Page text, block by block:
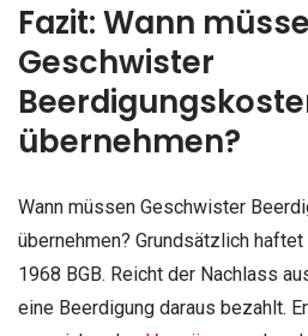
Fazit: Wann
Geschwister
übernehmen?
Wann müssen Geschwister
übernehmen? Grundsätzlich
1968 BGB. Reicht der Nachlass
eine Beerdigung daraus bezahlt.